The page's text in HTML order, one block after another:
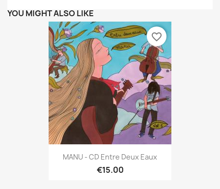
YOU MIGHT ALSO LIKE
MANU - CD Entre Deux Eaux
€15.00
favorite_border